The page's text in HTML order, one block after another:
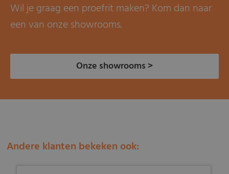
Wil je graag een proefrit maken? Kom dan naar
een van onze showrooms.
Onze showrooms >
Andere klanten bekeken ook: